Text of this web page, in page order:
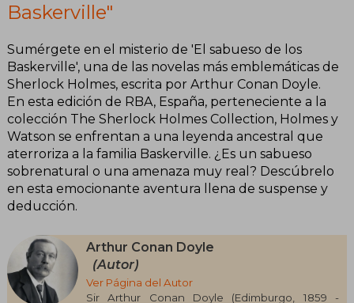
Baskerville"
Sumérgete en el misterio de 'El sabueso de los
Baskerville', una de las novelas más emblemáticas de
Sherlock Holmes, escrita por Arthur Conan Doyle.
En esta edición de RBA, España, perteneciente a la
colección The Sherlock Holmes Collection, Holmes y
Watson se enfrentan a una leyenda ancestral que
aterroriza a la familia Baskerville. ¿Es un sabueso
sobrenatural o una amenaza muy real? Descúbrelo
en esta emocionante aventura llena de suspense y
deducción.
Arthur Conan Doyle
(Autor)
Ver Página del Autor
Sir Arthur Conan Doyle (Edimburgo, 1859 -